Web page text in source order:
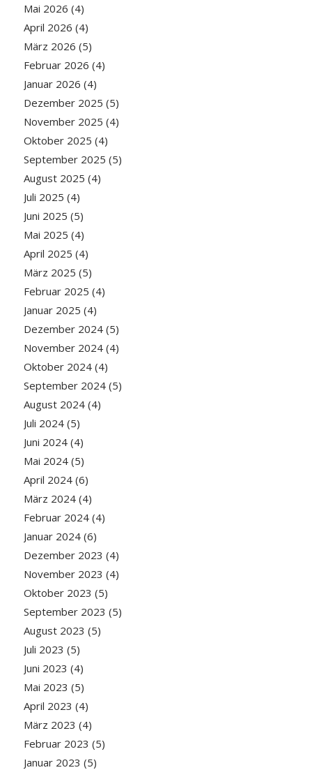
Mai 2026 (4)
April 2026 (4)
März 2026 (5)
Februar 2026 (4)
Januar 2026 (4)
Dezember 2025 (5)
November 2025 (4)
Oktober 2025 (4)
September 2025 (5)
August 2025 (4)
Juli 2025 (4)
Juni 2025 (5)
Mai 2025 (4)
April 2025 (4)
März 2025 (5)
Februar 2025 (4)
Januar 2025 (4)
Dezember 2024(5)
November 2024(4)
Oktober 2024(4)
September 2024(5)
August 2024(4)
Juli 2024(5)
Juni 2024(4)
Mai 2024(5)
April 2024(6)
März 2024(4)
Februar 2024(4)
Januar 2024(6)
Dezember 2023 (4)
November 2023 (4)
Oktober 2023 (5)
September 2023 (5)
August 2023 (5)
Juli 2023 (5)
Juni 2023 (4)
Mai 2023 (5)
April 2023 (4)
März 2023 (4)
Februar 2023 (5)
Januar 2023 (5)